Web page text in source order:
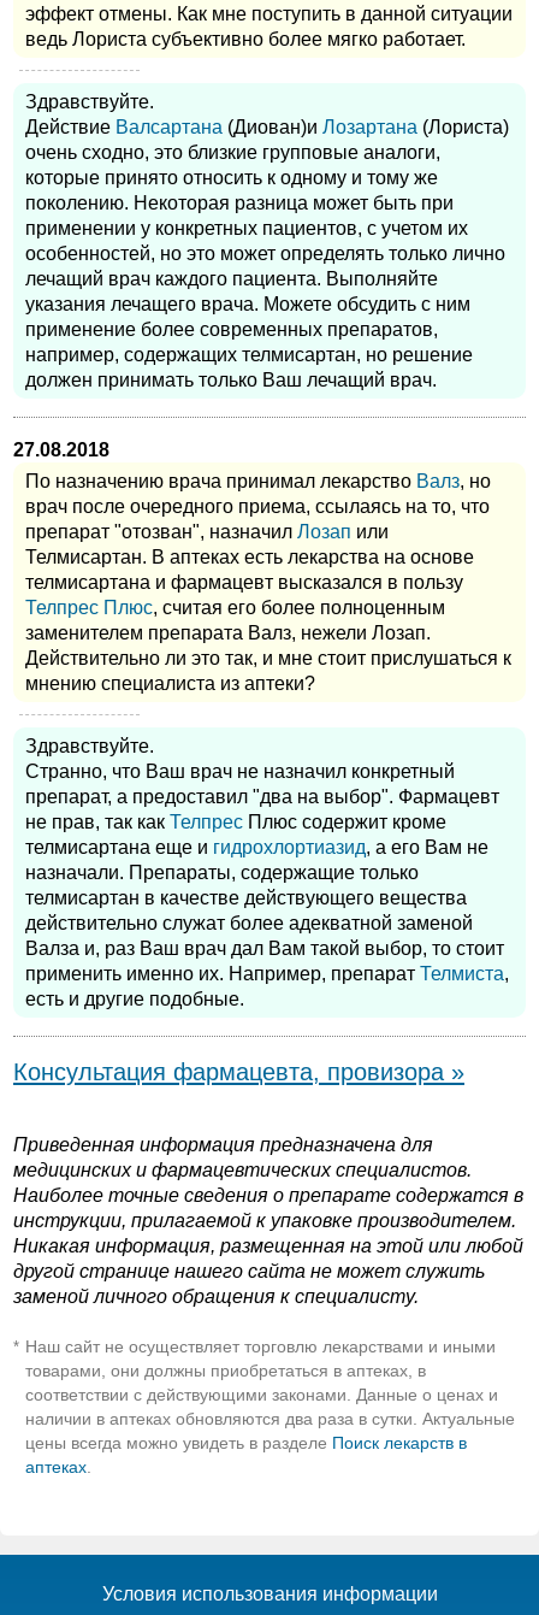
эффект отмены. Как мне поступить в данной ситуации
ведь Лориста субъективно более мягко работает.
Здравствуйте.
Действие Валсартана (Диован)и Лозартана (Лориста)
очень сходно, это близкие групповые аналоги,
которые принято относить к одному и тому же
поколению. Некоторая разница может быть при
применении у конкретных пациентов, с учетом их
особенностей, но это может определять только лично
лечащий врач каждого пациента. Выполняйте
указания лечащего врача. Можете обсудить с ним
применение более современных препаратов,
например, содержащих телмисартан, но решение
должен принимать только Ваш лечащий врач.
27.08.2018
По назначению врача принимал лекарство Валз, но
врач после очередного приема, ссылаясь на то, что
препарат "отозван", назначил Лозап или
Телмисартан. В аптеках есть лекарства на основе
телмисартана и фармацевт высказался в пользу
Телпрес Плюс, считая его более полноценным
заменителем препарата Валз, нежели Лозап.
Действительно ли это так, и мне стоит прислушаться к
мнению специалиста из аптеки?
Здравствуйте.
Странно, что Ваш врач не назначил конкретный
препарат, а предоставил "два на выбор". Фармацевт
не прав, так как Телпрес Плюс содержит кроме
телмисартана еще и гидрохлортиазид, а его Вам не
назначали. Препараты, содержащие только
телмисартан в качестве действующего вещества
действительно служат более адекватной заменой
Валза и, раз Ваш врач дал Вам такой выбор, то стоит
применить именно их. Например, препарат Телмиста,
есть и другие подобные.
Консультация фармацевта, провизора »
Приведенная информация предназначена для
медицинских и фармацевтических специалистов.
Наиболее точные сведения о препарате содержатся в
инструкции, прилагаемой к упаковке производителем.
Никакая информация, размещенная на этой или любой
другой странице нашего сайта не может служить
заменой личного обращения к специалисту.
* Наш сайт не осуществляет торговлю лекарствами и иными
товарами, они должны приобретаться в аптеках, в
соответствии с действующими законами. Данные о ценах и
наличии в аптеках обновляются два раза в сутки. Актуальные
цены всегда можно увидеть в разделе Поиск лекарств в
аптеках
Условия использования информации